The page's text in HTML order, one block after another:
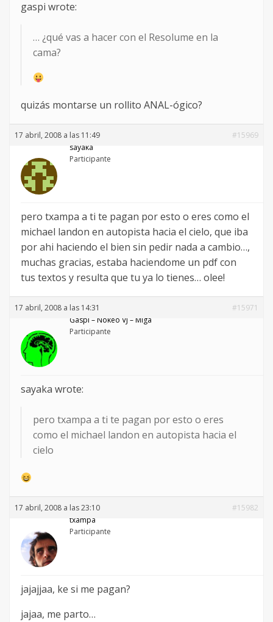
gaspi wrote:
… ¿qué vas a hacer con el Resolume en la
cama?
quizás montarse un rollito ANAL-ógico?
17 abril, 2008 a las 11:49
#15969
sayaka
Participante
pero txampa a ti te pagan por esto o eres como el
michael landon en autopista hacia el cielo, que iba
por ahi haciendo el bien sin pedir nada a cambio…,
muchas gracias, estaba haciendome un pdf con
tus textos y resulta que tu ya lo tienes… olee!
17 abril, 2008 a las 14:31
#15971
Gaspi – Nökeö VJ – Miga
Participante
sayaka wrote:
pero txampa a ti te pagan por esto o eres
como el michael landon en autopista hacia el
cielo
17 abril, 2008 a las 23:10
#15982
txampa
Participante
jajajjaa, ke si me pagan?
jajaa, me parto…